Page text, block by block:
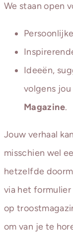
We staan open
Ideeën,
volgens
Magazine.
Jouw verhaal
misschien wel
hetzelfde
via het
op
om van je te